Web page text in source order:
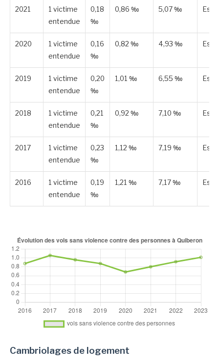
2021
1 victime
entendue
0,18
‰
0,86 ‰ 5,07 ‰
2020
1 victime
entendue
0,16
‰
0,82 ‰ 4,93 ‰
2019
1 victime
entendue
0,20
‰
1,01 ‰ 6,55 ‰
2018
1 victime
entendue
0,21
‰
0,92 ‰ 7,10 ‰
2017
1 victime
entendue
0,23
‰
1,12 ‰ 7,19 ‰
2016
1 victime
entendue
0,19
‰
1,21 ‰ 7,17 ‰
Cambriolages de logement